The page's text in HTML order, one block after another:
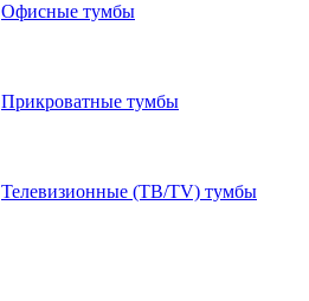
Офисные тумбы
Прикроватные тумбы
Телевизионные (ТВ/TV) тумбы